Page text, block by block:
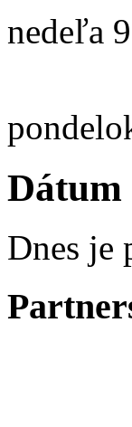
nedeľa
Dátum
Dnes je